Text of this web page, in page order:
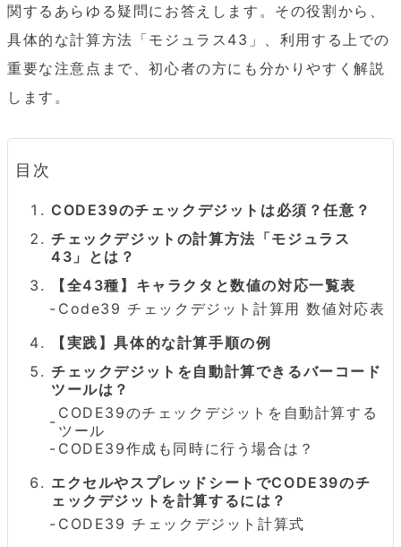
関するあらゆる疑問にお答えします。その役割から、
具体的な計算方法「モジュラス43」、利用する上での
重要な注意点まで、初心者の方にも分かりやすく解説
します。
目次
CODE39のチェックデジットは必須？任意？
チェックデジットの計算方法「モジュラス
43」とは？
【全43種】キャラクタと数値の対応一覧表
Code39 チェックデジット計算用 数値対応表
【実践】具体的な計算手順の例
チェックデジットを自動計算できるバーコード
ツールは？
CODE39のチェックデジットを自動計算する
ツール
CODE39作成も同時に行う場合は？
エクセルやスプレッドシートでCODE39のチ
ェックデジットを計算するには？
CODE39 チェックデジット計算式